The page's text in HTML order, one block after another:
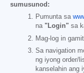
sumusunod:
Pumunta sa
na "Login" sa
Mag-log in
Sa navigation
ng iyong order/
kanselahin ang